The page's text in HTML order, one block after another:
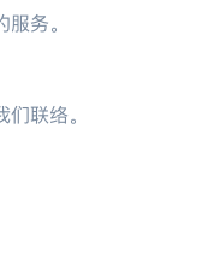
服务。
们联络。